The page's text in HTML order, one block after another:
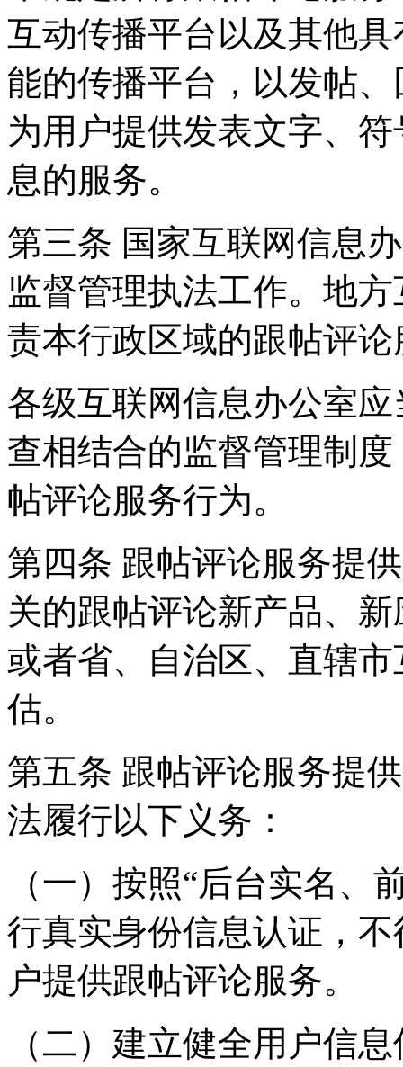
互动传播平台以及其他
能的传播平台，以发帖
为用户提供发表文字、
息的服务。
第三条 国家互联网信息
监督管理执法工作。地
责本行政区域的跟帖评
各级互联网信息办公室
查相结合的监督管理制
帖评论服务行为。
第四条 跟帖评论服务提
关的跟帖评论新产品、
或者省、自治区、直辖
估。
第五条 跟帖评论服务提
法履行以下义务：
（一）按照“后台实名、
行真实身份信息认证，
户提供跟帖评论服务。
（二）建立健全用户信